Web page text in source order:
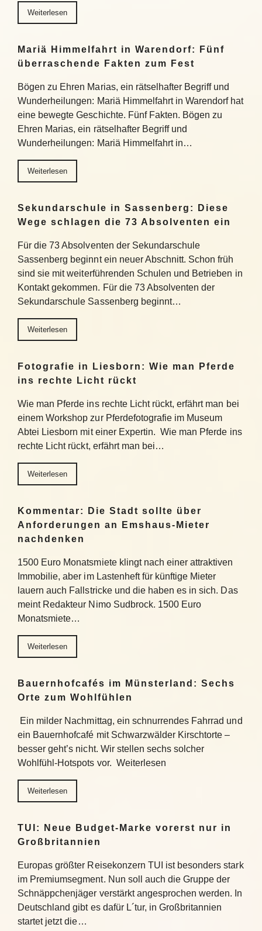
Weiterlesen
Mariä Himmelfahrt in Warendorf: Fünf
überraschende Fakten zum Fest
Bögen zu Ehren Marias, ein rätselhafter Begriff und
Wunderheilungen: Mariä Himmelfahrt in Warendorf hat
eine bewegte Geschichte. Fünf Fakten. Bögen zu
Ehren Marias, ein rätselhafter Begriff und
Wunderheilungen: Mariä Himmelfahrt in…
Weiterlesen
Sekundarschule in Sassenberg: Diese
Wege schlagen die 73 Absolventen ein
Für die 73 Absolventen der Sekundarschule
Sassenberg beginnt ein neuer Abschnitt. Schon früh
sind sie mit weiterführenden Schulen und Betrieben in
Kontakt gekommen. Für die 73 Absolventen der
Sekundarschule Sassenberg beginnt…
Weiterlesen
Fotografie in Liesborn: Wie man Pferde
ins rechte Licht rückt
Wie man Pferde ins rechte Licht rückt, erfährt man bei
einem Workshop zur Pferdefotografie im Museum
Abtei Liesborn mit einer Expertin. Wie man Pferde ins
rechte Licht rückt, erfährt man bei…
Weiterlesen
Kommentar: Die Stadt sollte über
Anforderungen an Emshaus-Mieter
nachdenken
1500 Euro Monatsmiete klingt nach einer attraktiven
Immobilie, aber im Lastenheft für künftige Mieter
lauern auch Fallstricke und die haben es in sich. Das
meint Redakteur Nimo Sudbrock. 1500 Euro
Monatsmiete…
Weiterlesen
Bauernhofcafés im Münsterland: Sechs
Orte zum Wohlfühlen
Ein milder Nachmittag, ein schnurrendes Fahrrad und
ein Bauernhofcafé mit Schwarzwälder Kirschtorte –
besser geht’s nicht. Wir stellen sechs solcher
Wohlfühl-Hotspots vor. Weiterlesen
Weiterlesen
TUI: Neue Budget-Marke vorerst nur in
Großbritannien
Europas größter Reisekonzern TUI ist besonders stark
im Premiumsegment. Nun soll auch die Gruppe der
Schnäppchenjäger verstärkt angesprochen werden. In
Deutschland gibt es dafür L´tur, in Großbritannien
startet jetzt die…